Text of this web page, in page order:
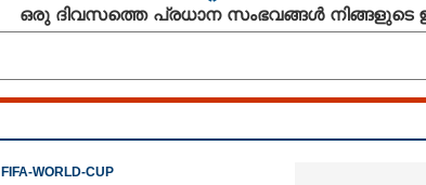
ഒരു ദിവസത്തെ പ്രധാന സംഭവങ്ങൾ
FIFA-WORLD-CUP